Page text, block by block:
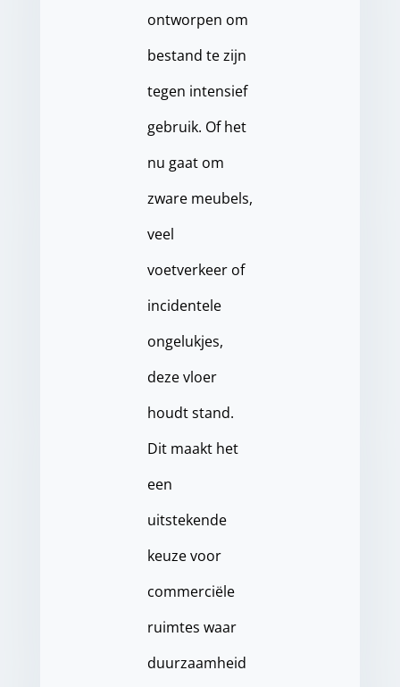
ontworpen om
bestand te zijn
tegen intensief
gebruik. Of het
nu gaat om
zware meubels,
veel
voetverkeer of
incidentele
ongelukjes,
deze vloer
houdt stand.
Dit maakt het
een
uitstekende
keuze voor
commerciële
ruimtes waar
duurzaamheid